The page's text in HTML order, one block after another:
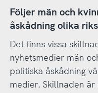
Följer män och
åskådning olika
Det finns vissa
nyhetsmedier män
politiska åskådning
medier. Skillnaden